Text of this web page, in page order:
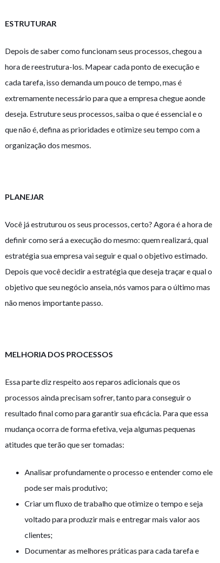
ESTRUTURAR
Depois de saber como funcionam seus processos, chegou a
hora de reestrutura-los. Mapear cada ponto de execução e
cada tarefa, isso demanda um pouco de tempo, mas é
extremamente necessário para que a empresa chegue aonde
deseja. Estruture seus processos, saiba o que é essencial e o
que não é, defina as prioridades e otimize seu tempo com a
organização dos mesmos.
PLANEJAR
Você já estruturou os seus processos, certo? Agora é a hora de
definir como será a execução do mesmo: quem realizará, qual
estratégia sua empresa vai seguir e qual o objetivo estimado.
Depois que você decidir a estratégia que deseja traçar e qual o
objetivo que seu negócio anseia, nós vamos para o último mas
não menos importante passo.
MELHORIA DOS PROCESSOS
Essa parte diz respeito aos reparos adicionais que os
processos ainda precisam sofrer, tanto para conseguir o
resultado final como para garantir sua eficácia. Para que essa
mudança ocorra de forma efetiva, veja algumas pequenas
atitudes que terão que ser tomadas:
Analisar profundamente o processo e entender como ele
pode ser mais produtivo;
Criar um fluxo de trabalho que otimize o tempo e seja
voltado para produzir mais e entregar mais valor aos
clientes;
Documentar as melhores práticas para cada tarefa e